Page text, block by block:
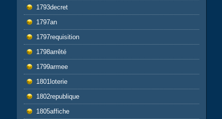
1793decret
1797an
1797requisition
1798arrêté
1799armee
1801loterie
1802republique
1805affiche